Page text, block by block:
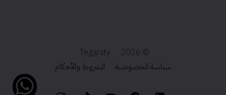
© 2026
Tegaraty
سياسة الخصوصية
الشروط والأحكام